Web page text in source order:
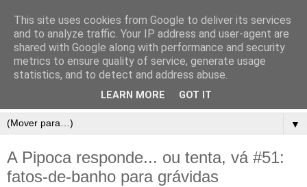
▼
A Pipoca responde... ou tenta, vá #51:
fatos-de-banho para grávidas
This site uses cookies from Google to deliver its services
and to analyze traffic. Your IP address and user-agent are
shared with Google along with performance and security
metrics to ensure quality of service, generate usage
statistics, and to detect and address abuse.
LEARN MORE GOT IT